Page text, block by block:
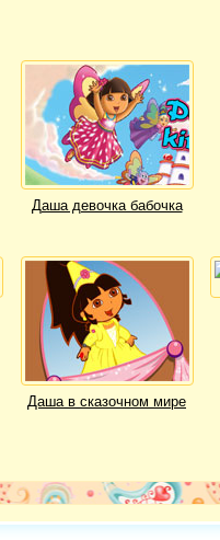
Даша девочка бабочка
Даша в сказочном мире